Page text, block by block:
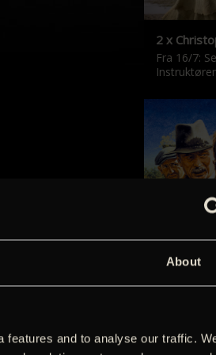
About
and to analyse our traffic.
2 x
Fra 16/7:
‘Kilden i
De
er tilbage i